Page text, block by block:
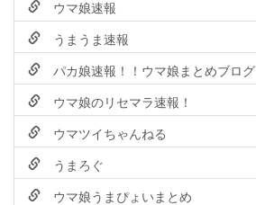
ウマ娘速報
うまうま速報
パカ娘速報！！ウマ娘まとめブログ
ウマ娘のリセマラ速報！
ウマツイちゃんねる
うまろぐ
ウマ娘うまぴょいまとめ